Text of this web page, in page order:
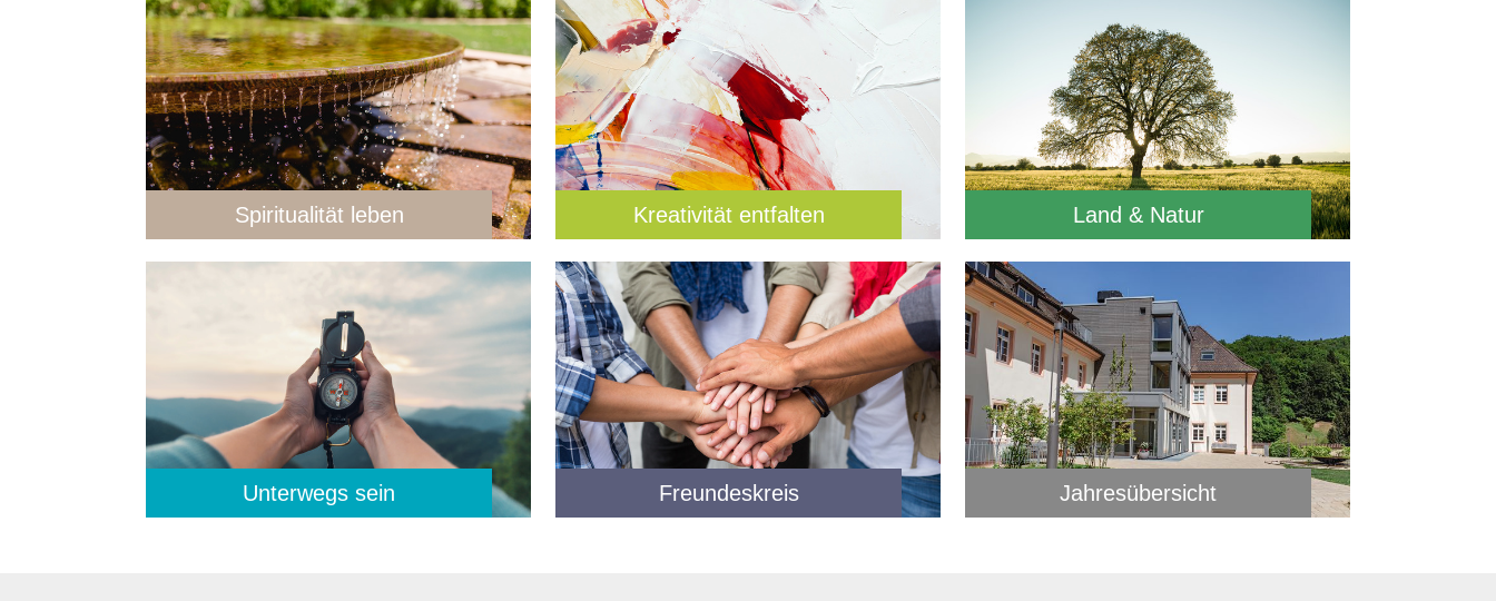
Spiritualität leben Kreativität entfalten Land & Natur
Unterwegs sein Freundeskreis Jahresübersicht